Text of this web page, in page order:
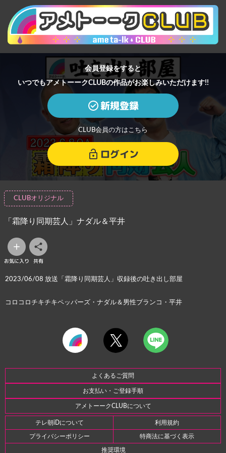
会員登録をすると
いつでもアメトーークCLUBの作品がお楽しみいただけます!!
新規登録
CLUB会員の方はこちら
ログイン
CLUBオリジナル
「霜降り同期芸人」ナダル＆平井
お気に入り 共有
2023/06/08 放送「霜降り同期芸人」収録後の吐き出し部屋
コロコロチキチキペッパーズ・ナダル＆男性ブランコ・平井
よくあるご質問
お支払い・ご登録手順
アメトーークCLUBについて
テレ朝iDについて 利用規約
プライバシーポリシー 特商法に基づく表示
推奨環境